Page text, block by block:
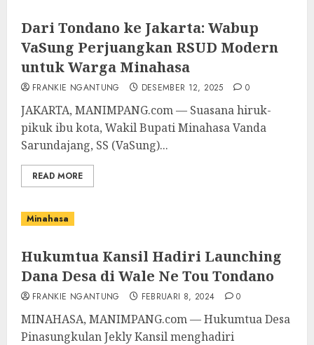
Dari Tondano ke Jakarta: Wabup
VaSung Perjuangkan RSUD Modern
untuk Warga Minahasa
FRANKIE NGANTUNG DESEMBER 12, 2025 0
JAKARTA, MANIMPANG.com — Suasana hiruk-
pikuk ibu kota, Wakil Bupati Minahasa Vanda
Sarundajang, SS (VaSung)...
READ MORE
Minahasa
Hukumtua Kansil Hadiri Launching
Dana Desa di Wale Ne Tou Tondano
FRANKIE NGANTUNG FEBRUARI 8, 2024 0
MINAHASA, MANIMPANG.com — Hukumtua Desa
Pinasungkulan Jekly Kansil menghadiri